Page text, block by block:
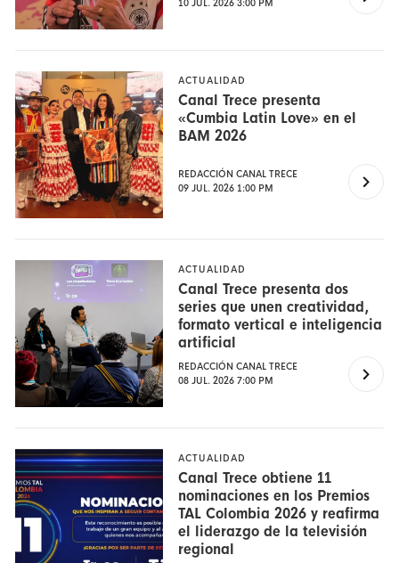
10 JUL. 2026 3:00 PM
ACTUALIDAD
Canal Trece presenta
«Cumbia Latin Love» en el
BAM 2026
REDACCIÓN CANAL TRECE
09 JUL. 2026 1:00 PM
ACTUALIDAD
Canal Trece presenta dos
series que unen creatividad,
formato vertical e inteligencia
artificial
REDACCIÓN CANAL TRECE
08 JUL. 2026 7:00 PM
ACTUALIDAD
Canal Trece obtiene 11
nominaciones en los Premios
TAL Colombia 2026 y reafirma
el liderazgo de la televisión
regional